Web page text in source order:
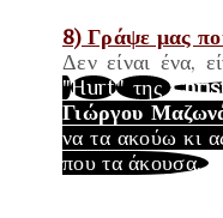
8) Γράψε μας
Δεν είναι ένα,
"Hurt" της
Γιώργου
να τα ακούω κι
που τα άκουσα.